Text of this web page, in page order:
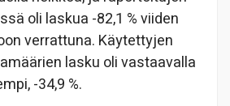
oli laskua -82,1 % viiden
verrattuna. Käytettyjen
lasku oli vastaavalla
-34,9 %.